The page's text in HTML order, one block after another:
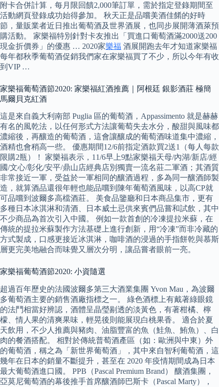
附卡合併計算，每月限回饋2,000筆訂單，需於指定登錄期間至
活動網頁登錄成功始得參加。 秋天正是品嚐美酒佳餚的好時
節，量販業者近日推出葡萄酒及世界酒展，也同步展開薄酒萊預
購活動。 家樂福特別針對卡友推出「買進口葡萄酒滿2000送200
現金折價券」的優惠 … 2020家樂福 酒展開跑去年才知道家樂福
每年都秋季葡萄酒促銷我們家在家樂福買了不少，所以今年有收
到VIP …
家樂福葡萄酒節2020: 家樂福紅酒推薦｜阿根廷 銀影酒莊 極簡
馬爾貝克紅酒
這是來自義大利南部 Puglia 區的葡萄酒，Appassimento 就是赫赫
有名的風乾法，以任何形式方法讓葡萄失去水分，酸甜與風味都
濃縮後，再釀造的葡萄酒，這會讓釀成的葡萄酒味道集中濃縮，
酒精也會稍高一些。 優惠期間12/6前指定酒款買2送1（每人每款
限購2瓶）！ 家樂福表示，11/6早上9點家樂福天母/內湖/新店/經
國/文心/彰化/安平/鼎山店經典店別獨賣一流名莊二軍酒；其酒質
非常接近一軍，受益於一軍相同的釀酒過程，多為同一釀酒師製
造，就算酒品還很年輕也能品嚐到陳年葡萄酒風味，以高CP就
可品嚐到波爾多高檔酒莊。 美食品鑒廳和日本商品集市，更有
多種日本冰淇淋和清酒、日本威士忌供來賓們品嘗和試飲，其中
不少商品為首次引入中國。 例如一款首創的冷凍提拉米蘇，在
傳統的提拉米蘇製作方法基礎上進行創新，用“冷凍”而非冷藏的
方式製成，口感更接近冰淇淋，咖啡酒的浸過的手指餅乾與慕斯
層更完美地融合而味覺又層次分明，讓品嘗者眼前一亮。
家樂福葡萄酒節2020: 小資隨選
超過百年歷史的法國波爾多第三大酒業集團 Yvon Mau，為波爾
多葡萄酒主要的銷售酒廠指標之一。 綠色酒標上有戴著綠眼鏡
的法鬥相當好辨認，酒體呈晶瑩剔透的淡黃色，有著柑橘、檸
檬、情人果的清爽果味，輕晃後則能展現白桃果香。 適合於夏
天飲用，不少人推薦與豬肉、油脂豐富的魚（鮭魚、鮪魚）、白
肉的餐酒搭配。 相對於傳統普萄酒產區（如：歐洲與中東）外
的葡萄酒，稱之為「新世界葡萄酒」，其中來自智利葡萄酒，這
幾年在日本的銷量不斷提升，甚至在 2020 年疫情期間成為日本
最大葡萄酒進口國。 PPB（Pascal Premium Brand） 釀酒集團，
亞莫尼葡萄酒的幕後推手首席釀酒師巴斯卡（Pascal Marty），